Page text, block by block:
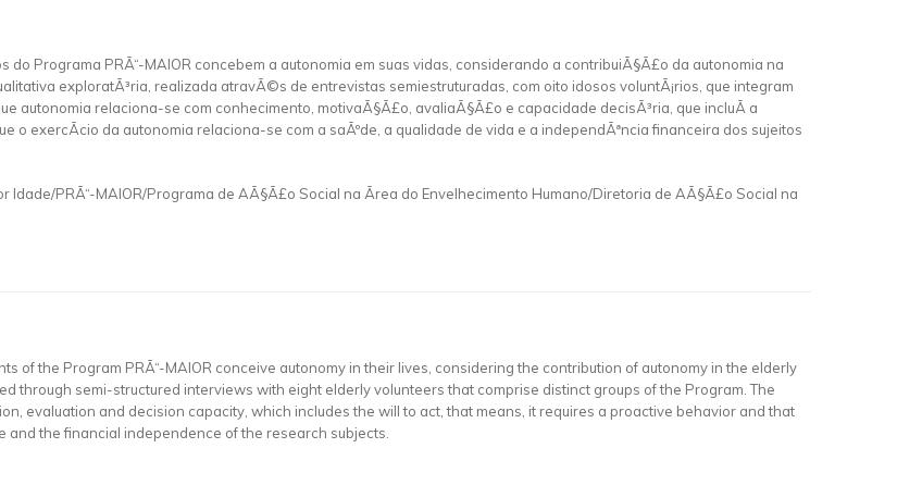
do Programa PRÃ“-MAIOR concebem a autonomia em suas vidas, considerando a contribuiÃ§Ã£o da autonomia na
exploratÃ³ria, realizada atravÃ©s de entrevistas semiestruturadas, com oito idosos voluntÃ¡rios, que integram
autonomia relaciona-se com conhecimento, motivaÃ§Ã£o, avaliaÃ§Ã£o e capacidade decisÃ³ria, que incluÃ­ a
o exercÃ­cio da autonomia relaciona-se com a saÃºde, a qualidade de vida e a independÃªncia financeira dos sujeitos
Idade/PRÃ“-MAIOR/Programa de AÃ§Ã£o Social na Ãrea do Envelhecimento Humano/Diretoria de AÃ§Ã£o Social na
of the Program PRÃ“-MAIOR conceive autonomy in their lives, considering the contribution of autonomy in the elderly
through semi-structured interviews with eight elderly volunteers that comprise distinct groups of the Program. The
evaluation and decision capacity, which includes the will to act, that means, it requires a proactive behavior and that
the financial independence of the research subjects.